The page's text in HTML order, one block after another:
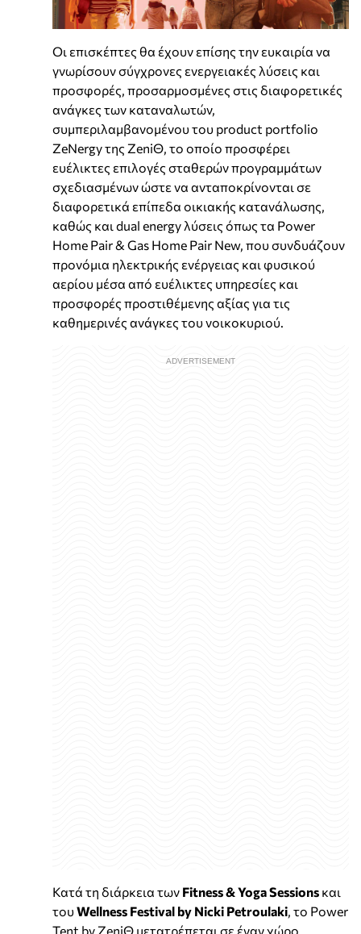
Οι επισκέπτες θα έχουν επίσης την ευκαιρία να
γνωρίσουν σύγχρονες ενεργειακές λύσεις και
προσφορές, προσαρμοσμένες στις διαφορετικές
ανάγκες των καταναλωτών,
συμπεριλαμβανομένου του product portfolio
ZeΝergy της ZeniΘ, το οποίο προσφέρει
ευέλικτες επιλογές σταθερών προγραμμάτων
σχεδιασμένων ώστε να ανταποκρίνονται σε
διαφορετικά επίπεδα οικιακής κατανάλωσης,
καθώς και dual energy λύσεις όπως τα Power
Home Pair & Gas Home Pair New, που συνδυάζουν
προνόμια ηλεκτρικής ενέργειας και φυσικού
αερίου μέσα από ευέλικτες υπηρεσίες και
προσφορές προστιθέμενης αξίας για τις
καθημερινές ανάγκες του νοικοκυριού.
Κατά τη διάρκεια των Fitness & Yoga Sessions και
τουWellness Festival by Nicki Petroulaki, το Power
Tent by ZeniΘ μετατρέπεται σε έναν χώρο